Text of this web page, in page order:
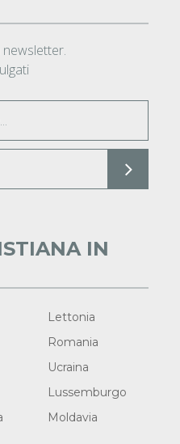
IN
Lettonia
Romania
Ucraina
Lussemburgo
Moldavia